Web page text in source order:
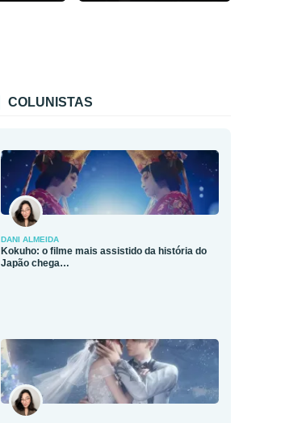
COLUNISTAS
DANI ALMEIDA
Kokuho: o filme mais assistido da história do
Japão chega…